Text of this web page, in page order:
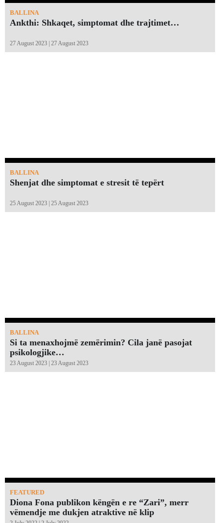
BALLINA
Ankthi: Shkaqet, simptomat dhe trajtimet…
27 August 2023 | 27 August 2023
BALLINA
Shenjat dhe simptomat e stresit të tepërt
25 August 2023 | 25 August 2023
BALLINA
Si ta menaxhojmë zemërimin? Cila janë pasojat
psikologjike…
23 August 2023 | 23 August 2023
FEATURED
Diona Fona publikon këngën e re “Zari”, merr
vëmendje me dukjen atraktive në klip